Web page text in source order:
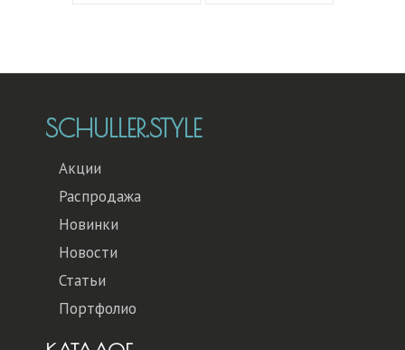
SCHULLER.STYLE
Акции
Распродажа
Новинки
Новости
Статьи
Портфолио